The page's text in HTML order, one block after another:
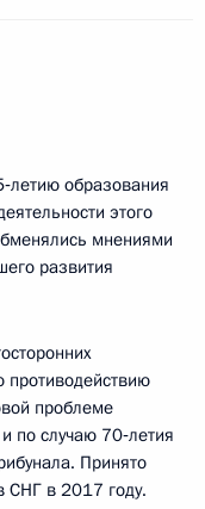
образования
этого
мнениями
развития
противодействию
проблеме
по случаю 70‑летия
Принято
СНГ в 2017 году.